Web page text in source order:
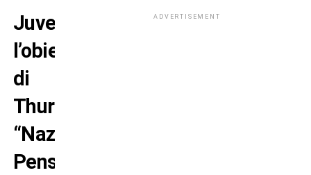
Juve:
l’obiettivo
di
Thuram.
“Nazionale?
Penso
ADVERTISEMENT